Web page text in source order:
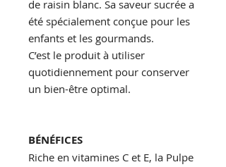
de raisin blanc. Sa saveur sucrée a
été spécialement conçue pour les
enfants et les gourmands.
C’est le produit à utiliser
quotidiennement pour conserver
un bien-être optimal.
BÉNÉFICES
Riche en vitamines C et E, la Pulpe